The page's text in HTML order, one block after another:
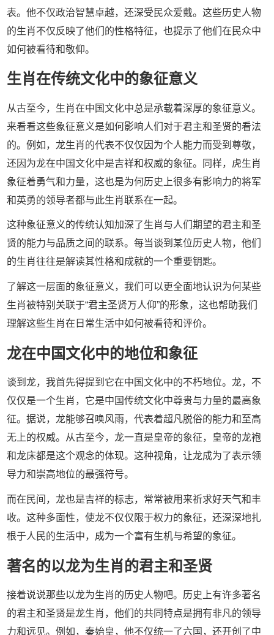
表。他不仅政治智慧卓越，还深受民众爱戴。这些历史人物
的生肖不仅反映了他们的性格特征，也提示了他们在民众中
如何被看待和敬仰。
生肖在传统文化中的象征意义
从古至今，生肖在中国文化中总是承载着深厚的象征意义。
来看看这些象征意义是如何影响人们对于君主和圣贤的看法
的。例如，龙生肖的代表不仅仅因为个人能力而受到尊敬，
还因为龙在中国文化中是吉祥和权威的象征。同样，虎生肖
象征着勇气和力量，这也是为何历史上很多有影响力的将军
和英勇的领导者都与此生肖联系在一起。
这种象征意义的传统认知加深了生肖与人们期望的君主和圣
贤的能力与品质之间的联系。每当谈到某位历史人物，他们
的生肖往往是解读其性格和成就的一个重要钥匙。
了解这一层面的象征意义，我们可以更全面地认识为何某些
生肖被特别关联于“君主圣贤万人仰”的形象，这也帮助我们
理解这些生肖在日常生活中如何被看待和评价。
龙在中国文化中的地位和象征
谈到龙，我首先得提到它在中国文化中的不朽地位。龙，不
仅仅是一个生肖，它是中国传统文化中尊贵与力量的最高象
征。据说，龙能够召唤风雨，代表着超凡脱俗的能力和至高
无上的权威。从古至今，龙一直是皇帝的象征，皇帝的龙袍
和龙床都是这个观念的体现。这种视角，让龙成为了表示领
导力和崇高地位的最强符号。
而在民间，龙也是吉祥的标志，常常被用来祈求好天气和丰
收。这种多面性，使龙不仅仅限于权力的象征，还深深地扎
根于人民的生活中，成为一个富有生机与希望的象征。
著名的以龙为生肖的君主和圣贤
接着说说那些以龙为生肖的历史人物吧。历史上有许多著名
的君主和圣贤是龙生肖，他们的共同特点是拥有非凡的领导
力和远见。例如，秦始皇，他不仅统一了六国，还开创了中